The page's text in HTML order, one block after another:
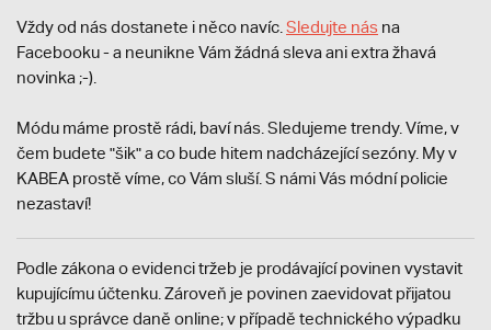
Vždy od nás dostanete i něco navíc. Sledujte nás na
Facebooku - a neunikne Vám žádná sleva ani extra žhavá
novinka ;-).
Módu máme prostě rádi, baví nás. Sledujeme trendy. Víme, v
čem budete "šik" a co bude hitem nadcházející sezóny. My v
KABEA prostě víme, co Vám sluší. S námi Vás módní policie
nezastaví!
Podle zákona o evidenci tržeb je prodávající povinen vystavit
kupujícímu účtenku. Zároveň je povinen zaevidovat přijatou
tržbu u správce daně online; v případě technického výpadku